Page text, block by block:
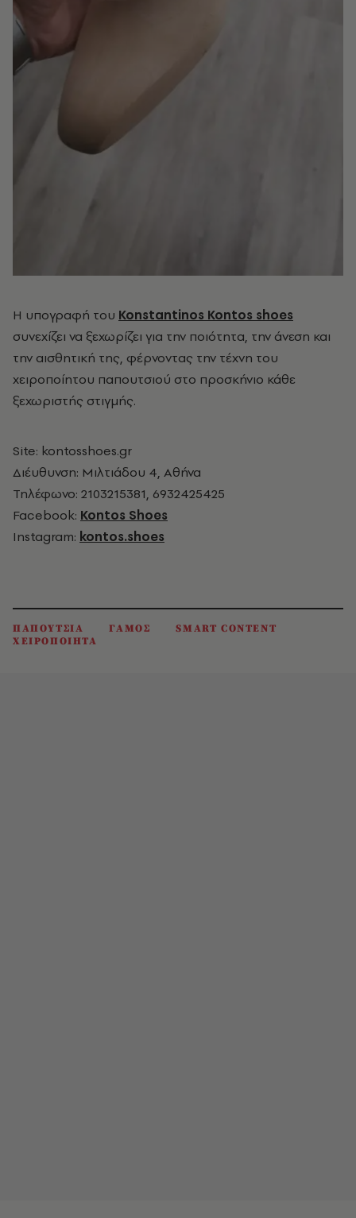
Η υπογραφή του Konstantinos Kontos shoes
συνεχίζει να ξεχωρίζει για την ποιότητα, την άνεση και
την αισθητική της, φέρνοντας την τέχνη του
χειροποίητου παπουτσιού στο προσκήνιο κάθε
ξεχωριστής στιγμής.
Site: kontosshoes.gr
Διέυθυνση: Μιλτιάδου 4, Αθήνα
Τηλέφωνο: 2103215381, 6932425425
Facebook: Kontos Shoes
Instagram: kontos.shoes
ΠΑΠΟΥΤΣΙΑ ΓΑΜΟΣ
SMART CONTENT
ΧΕΙΡΟΠΟΙΗΤΑ